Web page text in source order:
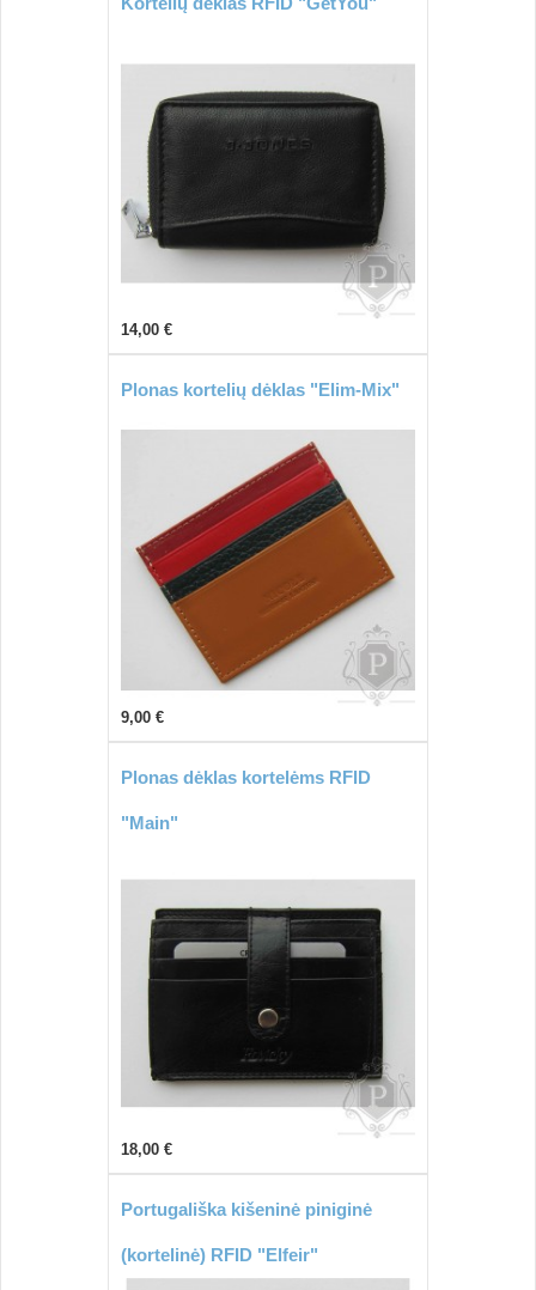
14,00 €
Plonas kortelių dėklas "Elim-Mix"
9,00 €
Plonas dėklas kortelėms RFID
"Main"
18,00 €
Portugališka kišeninė piniginė
(kortelinė) RFID "Elfeir"